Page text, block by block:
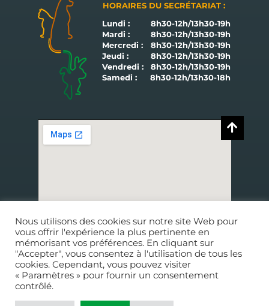
HORAIRES DU SECRÉTARIAT :
Lundi :
Mardi :
Mercredi :
Jeudi :
Vendredi :
Samedi :
8h30-12h/13h30-19h
8h30-12h/13h30-19h
8h30-12h/13h30-19h
8h30-12h/13h30-19h
8h30-12h/13h30-19h
8h30-12h/13h30-18h
9 rue Charles Le Goffic
29250SAINT-POL-DE-LÉON
CONDITIONS GÉNÉRALES DE VENTE
CONDITIONS GÉNÉRALES DE FONCTIONNEMENT
Nous utilisons des cookies sur notre site Web pour
vous offrir l'expérience la plus pertinente en
mémorisant vos préférences. En cliquant sur
"Accepter", vous consentez à l'utilisation de tous les
cookies. Cependant, vous pouvez visiter
« Paramètres » pour fournir un consentement
contrôlé.